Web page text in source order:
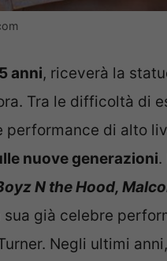
anni, riceverà la
Tra le difficoltà di
performance di alto
nuove generazioni.
N the Hood,
sua già celebre
Negli ultimi